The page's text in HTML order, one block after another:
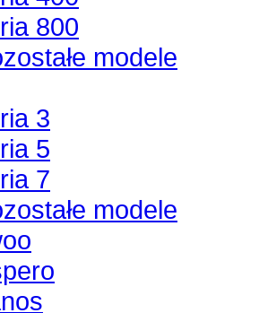
800
modele
3
5
7
modele